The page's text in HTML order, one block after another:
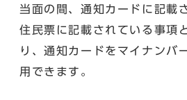
当面の間、通知カードに記載
住民票に記載されている事項
り、通知カードをマイナンバ
用できます。